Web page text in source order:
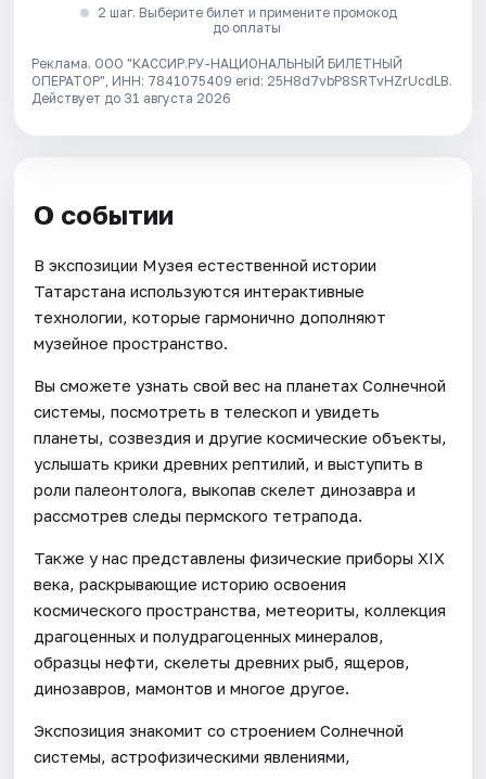
2 шаг. Выберите билет и примените промокод
до оплаты
Реклама. ООО "КАССИР.РУ-НАЦИОНАЛЬНЫЙ БИЛЕТНЫЙ
ОПЕРАТОР", ИНН: 7841075409 erid: 25H8d7vbP8SRTvHZrUcdLB.
Действует до 31 августа 2026
О событии
В экспозиции Музея естественной истории
Татарстана используются интерактивные
технологии, которые гармонично дополняют
музейное пространство.
Вы сможете узнать свой вес на планетах Солнечной
системы, посмотреть в телескоп и увидеть
планеты, созвездия и другие космические объекты,
услышать крики древних рептилий, и выступить в
роли палеонтолога, выкопав скелет динозавра и
рассмотрев следы пермского тетрапода.
Также у нас представлены физические приборы XIX
века, раскрывающие историю освоения
космического пространства, метеориты, коллекция
драгоценных и полудрагоценных минералов,
образцы нефти, скелеты древних рыб, ящеров,
динозавров, мамонтов и многое другое.
Экспозиция знакомит со строением Солнечной
системы, астрофизическими явлениями,